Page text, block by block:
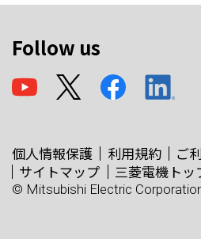
Follow us
個人情報保護 利用規約
ご
サイトマップ
三菱電機トッ
© Mitsubishi Electric